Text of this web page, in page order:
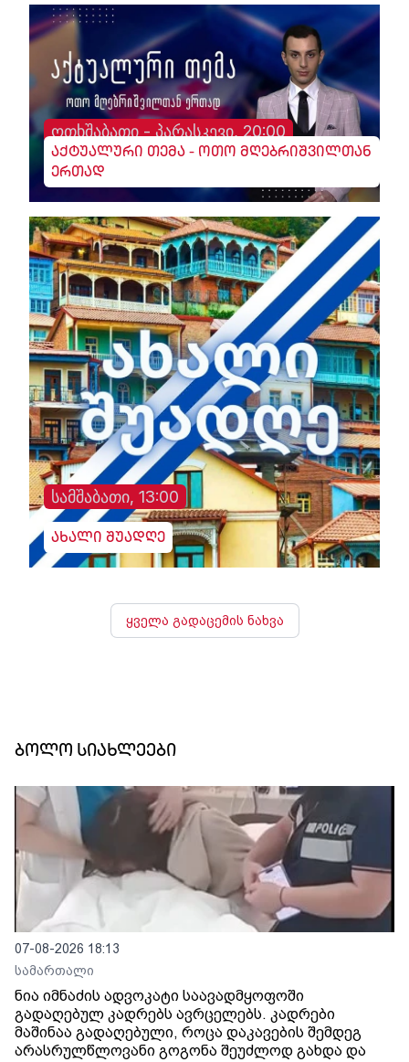
ოთხშაბათი - პარასკევი, 20:00
აქტუალური თემა - ოთო მღებრიშვილთან
ერთად
სამშაბათი, 13:00
ახალი შუადღე
ყველა გადაცემის ნახვა
ბოლო სიახლეები
07-08-2026 18:13
სამართალი
ნია იმნაძის ადვოკატი საავადმყოფოში
გადაღებულ კადრებს ავრცელებს. კადრები
მაშინაა გადაღებული, როცა დაკავების შემდეგ
არასრულწლოვანი გოგონა შეუძლოდ გახდა და